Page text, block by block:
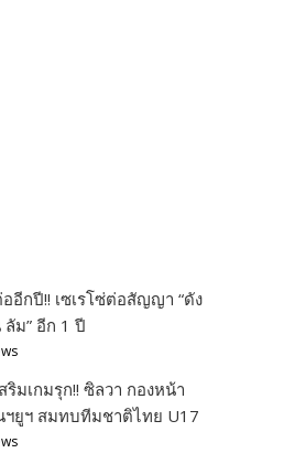
อีกปี!! เซเรโซ่ต่อสัญญา “ดัง
ลัม” อีก 1 ปี
ริมเกมรุก!! ซิลวา กองหน้า
ยูฯ สมทบทีมชาติไทย U17